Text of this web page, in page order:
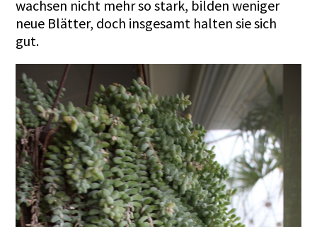
wachsen nicht mehr so stark, bilden weniger
neue Blätter, doch insgesamt halten sie sich
gut.